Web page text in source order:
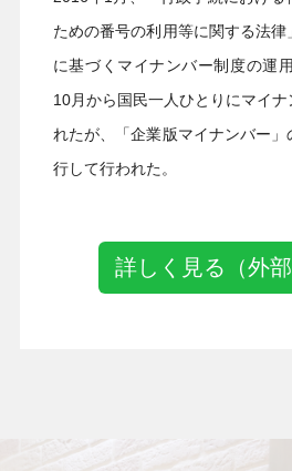
ための番号の利用等に関する法律
に基づくマイナンバー制度の運
10月から国民一人ひとりにマイ
れたが、「企業版マイナンバー
行して行われた。
詳しく見る（外部